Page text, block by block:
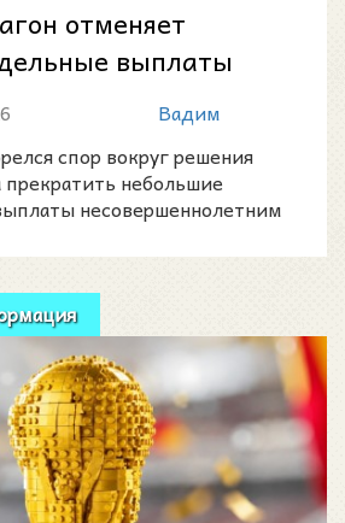
отменяет
выплаты
в центрах опеки
Вадим
спор вокруг решения
прекратить небольшие
несовершеннолетним